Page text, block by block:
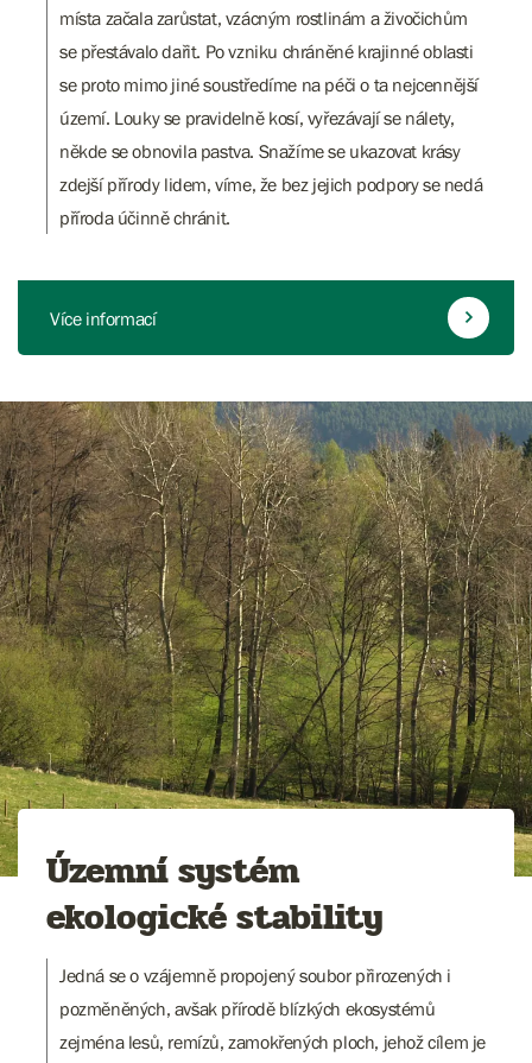
místa začala zarůstat, vzácným rostlinám a živočichům
se přestávalo dařit. Po vzniku chráněné krajinné oblasti
se proto mimo jiné soustředíme na péči o ta nejcennější
území. Louky se pravidelně kosí, vyřezávají se nálety,
někde se obnovila pastva. Snažíme se ukazovat krásy
zdejší přírody lidem, víme, že bez jejich podpory se nedá
příroda účinně chránit.
Více informací
Územní systém
ekologické stability
Jedná se o vzájemně propojený soubor přirozených i
pozměněných, avšak přírodě blízkých ekosystémů
zejména lesů, remízů, zamokřených ploch, jehož cílem je